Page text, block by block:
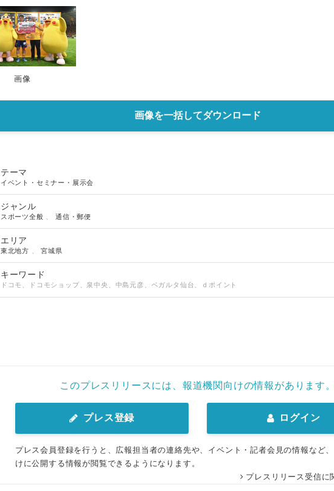
画像
画像を一括してダウンロード
テーマ
イベント・セミナー・展示会
ジャンル
スポーツ全般 、通信・郵便
エリア
東北地方 、宮城県
キーワード
ドコモ、ドコモショップ、泉中央、中島元彦、ベガルタ仙台、ｄポイント
このプレスリリースには、報道機関向けの情報があります
プレス登録 ログイン
プレス会員登録を行うと、広報担当者の連絡先や、イベント・記者会見の情報など
けに公開する情報が閲覧できるようになります。
プレスリリース受信に
English